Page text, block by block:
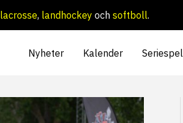
lacrosse, landhockey och softboll.
Nyheter Kalender Seriespel